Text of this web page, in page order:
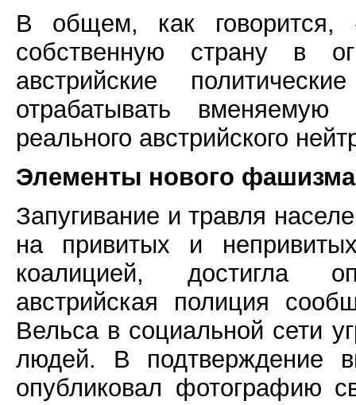
В общем, как говорится,
собственную страну в
австрийские
отрабатывать
реального австрийского
Элементы нового фашизма
Запугивание и травля
на привитых и
коалицией, достигла
австрийская полиция
Вельса в социальной сети
людей. В подтверждение
опубликовал фотографию